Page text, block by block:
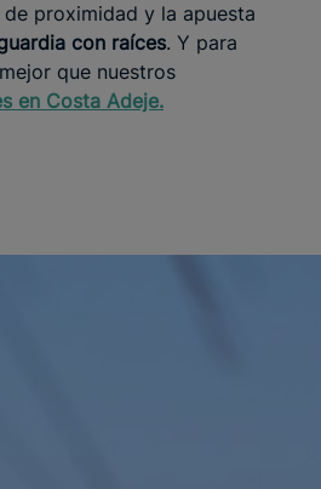
proximidad y la apuesta
con raíces. Y para
que nuestros
en Costa Adeje.